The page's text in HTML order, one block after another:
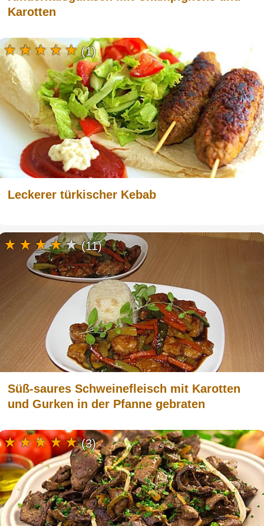
Karotten
Leckerer türkischer Kebab
(1)
Süß-saures Schweinefleisch mit Karotten
und Gurken in der Pfanne gebraten
(11)
(3)